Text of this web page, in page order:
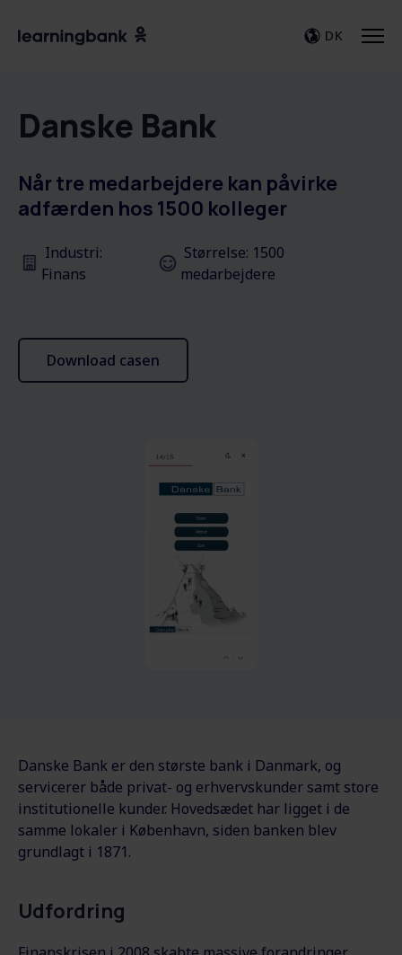
DK
Danske Bank
Når tre medarbejdere kan påvirke
adfærden hos 1500 kolleger
Industri:
Finans
Størrelse: 1500
medarbejdere
Download casen
Danske Bank er den største bank i Danmark, og
servicerer både privat- og erhvervskunder samt store
institutionelle kunder. Hovedsædet har ligget i de
samme lokaler i København, siden banken blev
grundlagt i 1871.
Udfordring